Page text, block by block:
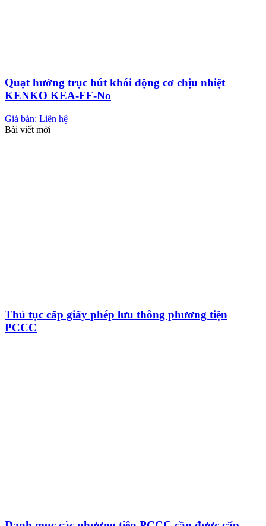
Quạt hướng trục hút khói động cơ chịu nhiệt
KENKO KEA-FF-No
Giá bán: Liên hệ
Bài viết mới
Thủ tục cấp giấy phép lưu thông phương tiện
PCCC